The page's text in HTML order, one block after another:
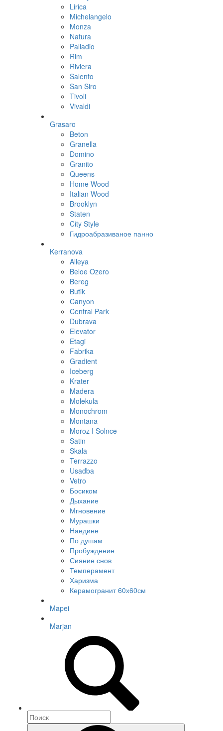
Lirica
Michelangelo
Monza
Natura
Palladio
Rim
Riviera
Salento
San Siro
Tivoli
Vivaldi
Grasaro
Beton
Granella
Domino
Granito
Queens
Home Wood
Italian Wood
Brooklyn
Staten
City Style
Гидроабразиваное панно
Kerranova
Alleya
Beloe Ozero
Bereg
Butik
Canyon
Central Park
Dubrava
Elevator
Etagi
Fabrika
Gradient
Iceberg
Krater
Madera
Molekula
Monochrom
Montana
Moroz I Solnce
Satin
Skala
Terrazzo
Usadba
Vetro
Босиком
Дыхание
Мгновение
Мурашки
Наедине
По душам
Пробуждение
Сияние снов
Темперамент
Харизма
Керамогранит 60х60см
Mapei
Marjan